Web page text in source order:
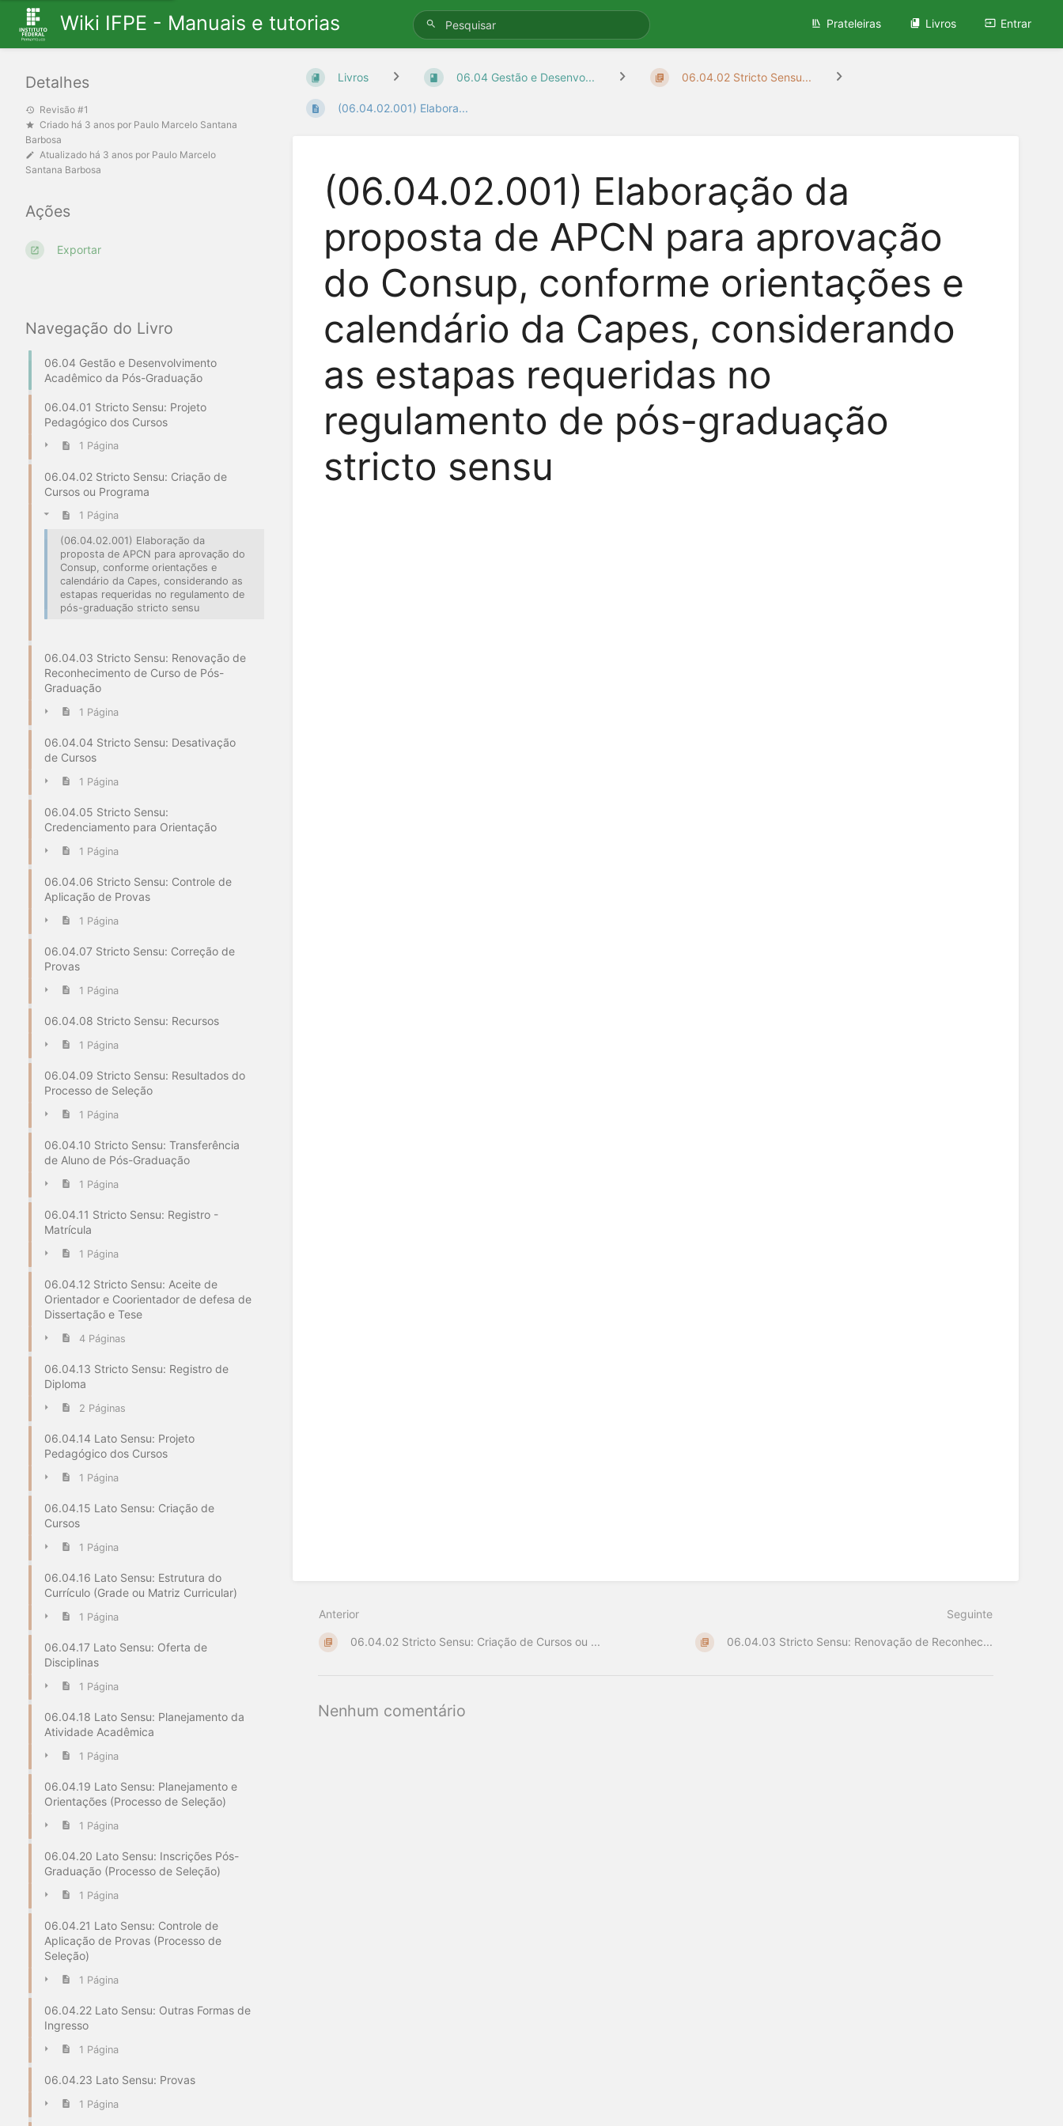
Wiki IFPE - Manuais e tutorias Prateleiras Livros Entrar
Navegação do Livro
06.04 Gestão e Desenvolvimento
Acadêmico da Pós-Graduação
06.04.01 Stricto Sensu: Projeto
Pedagógico dos Cursos
1 Página
06.04.02 Stricto Sensu: Criação de
Cursos ou Programa
1 Página
(06.04.02.001) Elaboração da
proposta de APCN para aprovação do
Consup, conforme orientações e
calendário da Capes, considerando as
estapas requeridas no regulamento de
pós-graduação stricto sensu
06.04.03 Stricto Sensu: Renovação de
Reconhecimento de Curso de Pós-
Graduação
1 Página
06.04.04 Stricto Sensu: Desativação
de Cursos
1 Página
06.04.05 Stricto Sensu:
Credenciamento para Orientação
1 Página
06.04.06 Stricto Sensu: Controle de
Aplicação de Provas
1 Página
06.04.07 Stricto Sensu: Correção de
Provas
1 Página
06.04.08 Stricto Sensu: Recursos
1 Página
06.04.09 Stricto Sensu: Resultados do
Processo de Seleção
1 Página
06.04.10 Stricto Sensu: Transferência
de Aluno de Pós-Graduação
1 Página
06.04.11 Stricto Sensu: Registro -
Matrícula
1 Página
06.04.12 Stricto Sensu: Aceite de
Orientador e Coorientador de defesa de
Dissertação e Tese
4 Páginas
06.04.13 Stricto Sensu: Registro de
Diploma
2 Páginas
06.04.14 Lato Sensu: Projeto
Pedagógico dos Cursos
1 Página
06.04.15 Lato Sensu: Criação de
Cursos
1 Página
06.04.16 Lato Sensu: Estrutura do
Currículo (Grade ou Matriz Curricular)
1 Página
06.04.17 Lato Sensu: Oferta de
Disciplinas
1 Página
06.04.18 Lato Sensu: Planejamento da
Atividade Acadêmica
1 Página
06.04.19 Lato Sensu: Planejamento e
Orientações (Processo de Seleção)
1 Página
06.04.20 Lato Sensu: Inscrições Pós-
Graduação (Processo de Seleção)
1 Página
06.04.21 Lato Sensu: Controle de
Aplicação de Provas (Processo de
Seleção)
1 Página
06.04.22 Lato Sensu: Outras Formas de
Ingresso
1 Página
06.04.23 Lato Sensu: Provas
1 Página
Livros 06.04 Gestão e Desenvo... 06.04.02 Stricto Sensu...
(06.04.02.001) Elabora...
(06.04.02.001) Elaboração da
proposta de APCN para aprovação
do Consup, conforme orientações e
calendário da Capes, considerando
as estapas requeridas no
regulamento de pós-graduação
stricto sensu
Anterior
06.04.02 Stricto Sensu: Criação de Cursos ou ...
Seguinte
06.04.03 Stricto Sensu: Renovação de Reconhec...
Nenhum comentário
Detalhes
Revisão #1
Criado há 3 anos por Paulo Marcelo Santana
Barbosa
Atualizado há 3 anos por Paulo Marcelo
Santana Barbosa
Ações
Exportar